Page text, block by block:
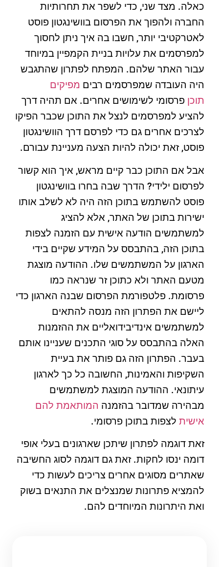
כאלה. מצד שני, כדי לשפר את תחרותיות
החברה ולהפוך את הפרסום בוושינגטון פוסט
לאטרקטיבי יותר, חשבו בה איך ניתן לחסוך
למפרסמים את עלויות בניית הקמפיין במיוחד
עבור האתר שלהם. המפתח לפתרון שהתגבש
היה העובדה שמפרסמים רבים מפיקים
תוכן פרסומי לשימושים אחרים. אם תהיה דרך
להציע למפרסמים לנצל את התוכן שכבר הפיקו
לצרכים אחרים גם כדי לפרסם דרך הוושינגטון
פוסט, זאת יכולה להיות הצעה מעניינת עבורם.
אבל אם התוכן כבר קיים מראש, איך הוא קשור
לפרסום ילידי? הדרך שבה בחרו בוושינגטון
פוסט להשתמש בתוכן הזה היה לא לשלב אותו
ישירות בתוכן של האתר, אלא להציג
למשתמשים הודעה אישית עם הזמנה לצפות
בתוכן הזה, בהתבסס על המידע שקיים בידי
הארגון על המשתמשים שלו. ההודעה מוצגת
מטעם האתר ולא כתוכן זר שנראה כמו
פרסומת. פלטפורמת הפרסום שבנה הארגון כדי
ליישם את הפתרון הזה מנסה להתאים
למשתמשים אינדיבידואליים את ההזמנות
האלה בהתבסס על סוגי התכנים שעניינו אותם
בעבר. הפתרון הזה גם פותר את בעיית
השקיפות והאמינות, החשובה כל כך לארגון
עיתונאי. ההודעה המוצגת למשתמשים
מבהירה שמדובר בהזמנה המותאמת להם
אישית לצפות בתוכן פרסומי.
זאת דוגמה לפתרון שיתכן שארגונים בעלי אופי
דומה ינסו לחקות. זאת גם דוגמה לסוג החשיבה
שאתרים מסוגים אחרים צריכים לעשות כדי
להמציא פתרונות שמנצלים את התנאים בשוק
ואת היתרונות המיוחדים להם.